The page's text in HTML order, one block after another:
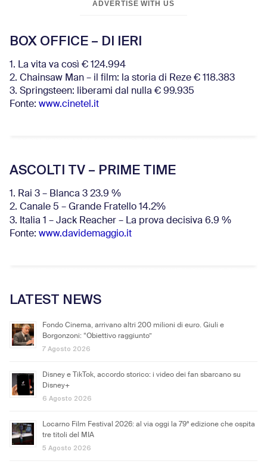
ADVERTISE WITH US
BOX OFFICE – DI IERI
1. La vita va così € 124.994
2. Chainsaw Man – il film: la storia di Reze € 118.383
3. Springsteen: liberami dal nulla € 99.935
Fonte: www.cinetel.it
ASCOLTI TV – PRIME TIME
1. Rai 3 – Blanca 3 23.9 %
2. Canale 5 – Grande Fratello 14.2%
3. Italia 1 – Jack Reacher – La prova decisiva 6.9 %
Fonte: www.davidemaggio.it
LATEST NEWS
Fondo Cinema, arrivano altri 200 milioni di euro. Giuli e
Borgonzoni: “Obiettivo raggiunto”
7 Agosto 2026
Disney e TikTok, accordo storico: i video dei fan sbarcano su
Disney+
6 Agosto 2026
Locarno Film Festival 2026: al via oggi la 79ª edizione che ospita
tre titoli del MIA
5 Agosto 2026